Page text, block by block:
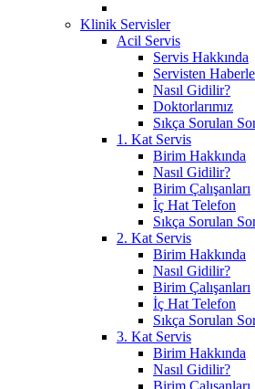
Klinik Servisler
Acil Servis
Servis Hakkında
Servisten
Nasıl Gidilir?
Doktorlarımız
Sıkça Sorulan
1. Kat Servis
Birim Hakkında
Nasıl Gidilir?
Birim Çalışanları
İç Hat Telefon
Sıkça Sorulan
2. Kat Servis
Birim Hakkında
Nasıl Gidilir?
Birim Çalışanları
İç Hat Telefon
Sıkça Sorulan
3. Kat Servis
Birim Hakkında
Nasıl Gidilir?
Birim Çalışanları